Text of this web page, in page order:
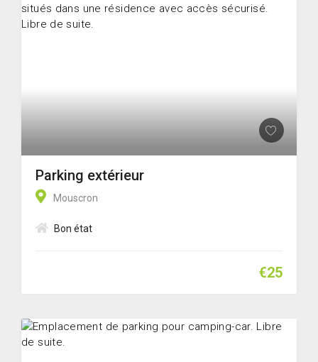
Parking extérieur
Mouscron
Bon état
€25